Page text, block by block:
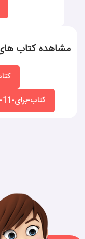
مشاهده کتاب
کتاب-برای-11-ساله-ها